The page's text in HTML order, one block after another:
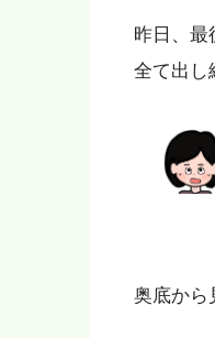
昨日、最
全て出し
奥底から